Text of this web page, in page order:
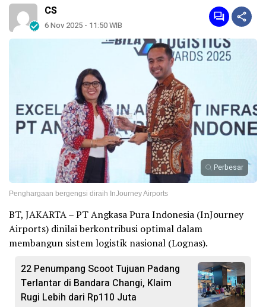
CS
6 Nov 2025 - 11:50 WIB
Perbesar
Penghargaan bergengsi diraih InJourney Airports
BT, JAKARTA – PT Angkasa Pura Indonesia (InJourney
Airports) dinilai berkontribusi optimal dalam
membangun sistem logistik nasional (Lognas).
22 Penumpang Scoot Tujuan Padang
Terlantar di Bandara Changi, Klaim
Rugi Lebih dari Rp110 Juta